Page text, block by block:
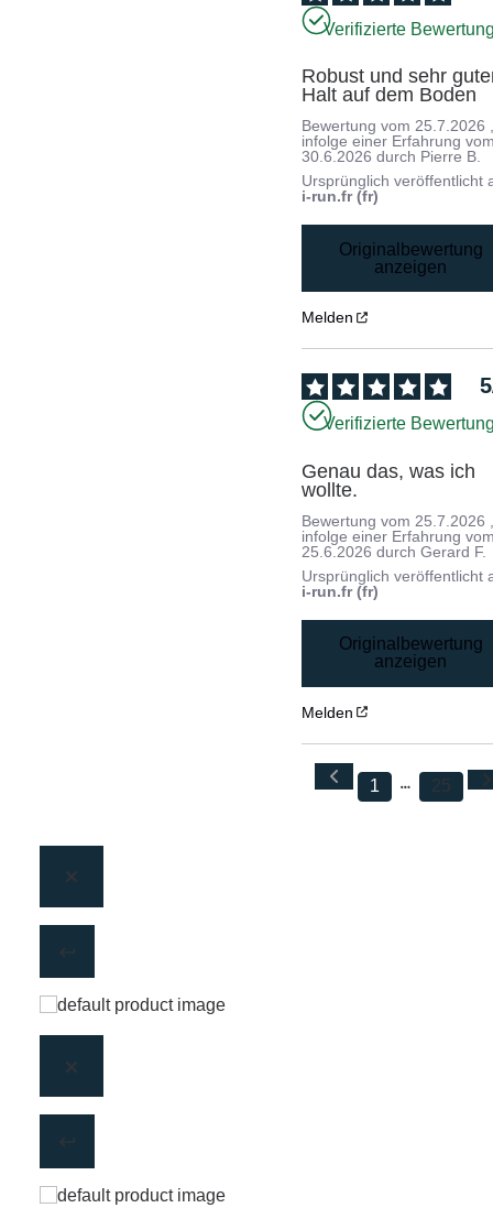
Verifizierte
Robust und sehr
Halt auf dem Boden
Bewertung vom25.7.2026
infolge einer Erfahrung
30.6.2026 durch Pierre B.
Ursprünglich veröffentlicht
i-run.fr (fr)
Originalbewertung
anzeigen
Melden
5
Verifizierte
Genau das, was ich
wollte.
Bewertung vom 25.7.2026
infolge einer Erfahrung
25.6.2026 durchGerard F.
Ursprünglich veröffentlicht
i-run.fr (fr)
Originalbewertung
anzeigen
Melden
1 25